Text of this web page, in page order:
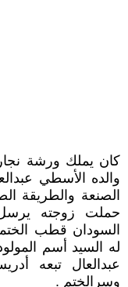
كان يملك ورشة
والده الأسطي
الصنعة والطريقة
حملت زوجته
السودان قطب
له السيد أسم
عبدالعال تبعه
وسرالختم .